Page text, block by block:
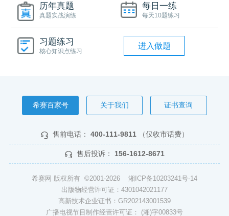
历年真题
真题实战演练
每日一练
每天10题练习
习题练习
核心知识点练习
进入做题
希赛百家号 关于我们 证书查询
售前电话： 400-111-9811 （仅收市话费）
售后投诉： 156-1612-8671
希赛网 版权所有 ©2001-2026 湘ICP备10203241号-14
出版物经营许可证：4301042021177
高新技术企业证书：GR202143001539
广播电视节目制作经营许可证： (湘)字00833号